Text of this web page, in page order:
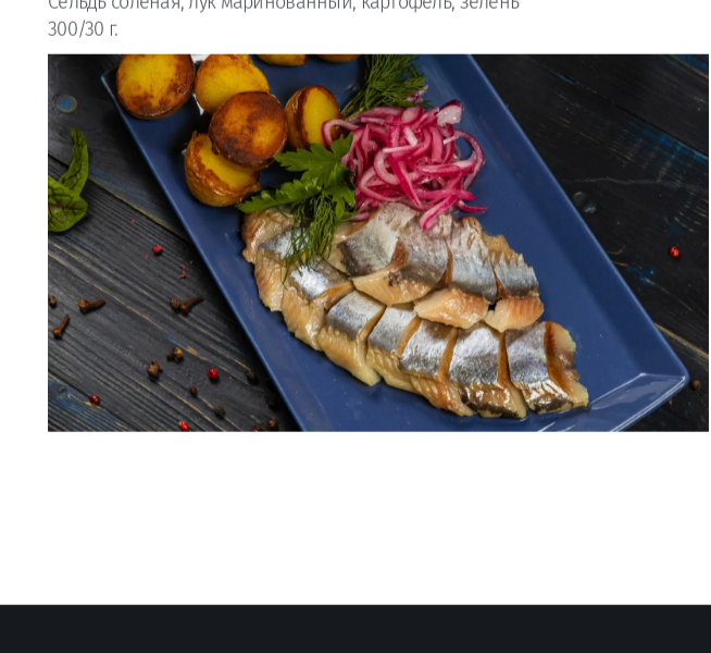
Сельдь с картофелем
Сельдь соленая, лук маринованный, картофель, зелень
300/30 г.
—600р.